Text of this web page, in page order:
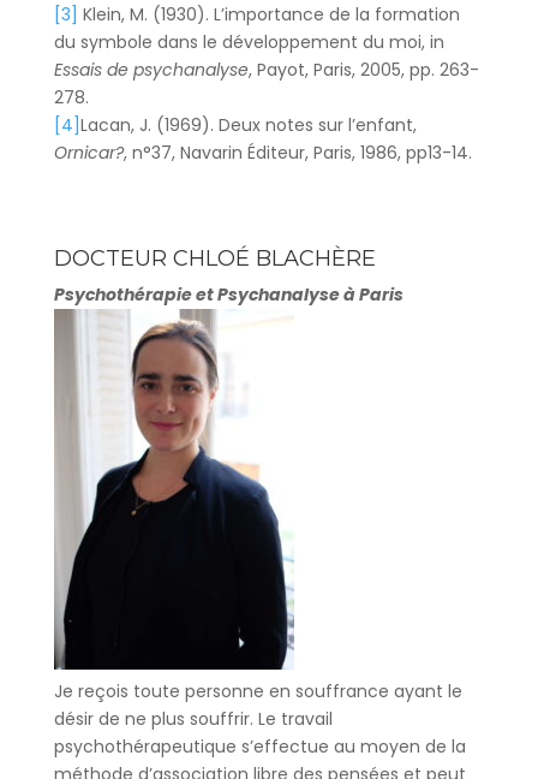
[3] Klein, M. (1930). L’importance de la formation
du symbole dans le développement du moi, in
Essais de psychanalyse, Payot, Paris, 2005, pp. 263-
278.
[4]Lacan, J. (1969). Deux notes sur l’enfant,
Ornicar?, n°37, Navarin Éditeur, Paris, 1986, pp13-14.
DOCTEUR CHLOÉ BLACHÈRE
Psychothérapie et Psychanalyse à Paris
Je reçois toute personne en souffrance ayant le
désir de ne plus souffrir. Le travail
psychothérapeutique s’effectue au moyen de la
méthode d’association libre des pensées et peut